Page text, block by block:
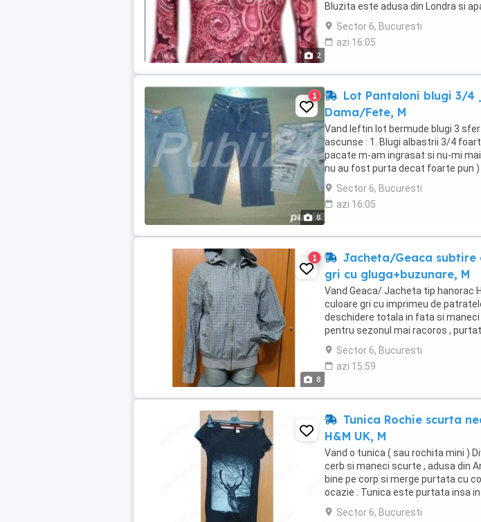
2
Bluzita este adusa din Londra si
este in perfecta ...
Sector 6, Bucuresti
azi 16:05
8
1
Lot Pantaloni blugi 3/4
Dama/Fete, M
Vand Ieftin lot bermude blugi 3
ascunse : 1. Blugi albastrii 3/4
pacate m-am ingrasat si nu-mi
nu au fost purta decat foarte pun
corespund ...
Sector 6, Bucuresti
azi 16:05
8
1
Jacheta/Geaca subtire
gri cu gluga+buzunare, M
Vand Geaca/ Jacheta tip hanorac
culoare gri cu imprimeu de
deschidere totala in fata si
pentru sezonul mai racoros ,
cu blugi/ pantaloni , fusta ...
Sector 6, Bucuresti
azi 15:59
Tunica Rochie scurta
H&M UK, M
Vand o tunica ( sau rochita mini )
cerb si maneci scurte , adusa din
bine pe corp si merge purtata cu
ocazie . Tunica este purtata insa
se potriveste masurii ...
Sector 6, Bucuresti